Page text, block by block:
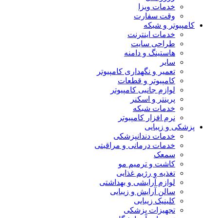
خدمات ویزا
وقت سفارت
کامپیوتر و شبکه
خدمات اینترنت
طراحی سایت
هاستینگ و دامنه
سایر
تعمیر و نگهداری کامپیوتر
کامپیوتر و قطعات
لوازم جانبی کامپیوتر
پرینتر و اسکنر
خدمات شبکه
نرم افزار کامپیوتر
پزشکی و زیبایی
خدمات دندانپزشکی
خدمات درمانی و مراقبتی
سمعک
کاشت و ترمیم مو
تغذیه و رژیم غذایی
لوازم آرایشی و بهداشتی
سالن آرایش و زیبایی
کلینیک زیبایی
تجهیزات پزشکی